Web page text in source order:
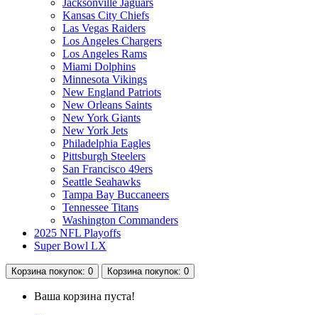
Kansas City Chiefs
Las Vegas Raiders
Los Angeles Chargers
Los Angeles Rams
Miami Dolphins
Minnesota Vikings
New England Patriots
New Orleans Saints
New York Giants
New York Jets
Philadelphia Eagles
Pittsburgh Steelers
San Francisco 49ers
Seattle Seahawks
Tampa Bay Buccaneers
Tennessee Titans
Washington Commanders
2025 NFL Playoffs
Super Bowl LX
Корзина покупок: 0 Корзина покупок: 0
Ваша корзина пуста!